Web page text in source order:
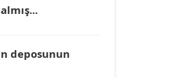
deposunun